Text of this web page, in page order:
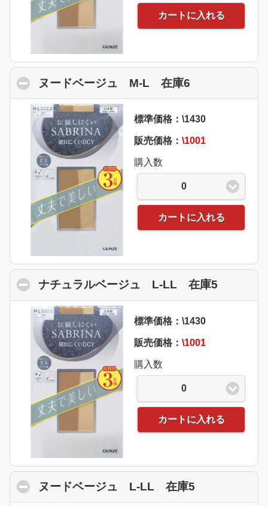
カートに入れる
ヌードベージュ M-L 在庫6
標準価格：\1430
販売価格： \1001
購入数
0
カートに入れる
ナチュラルベージュ L-LL 在庫5
標準価格：\1430
販売価格： \1001
購入数
0
カートに入れる
ヌードベージュ L-LL 在庫5